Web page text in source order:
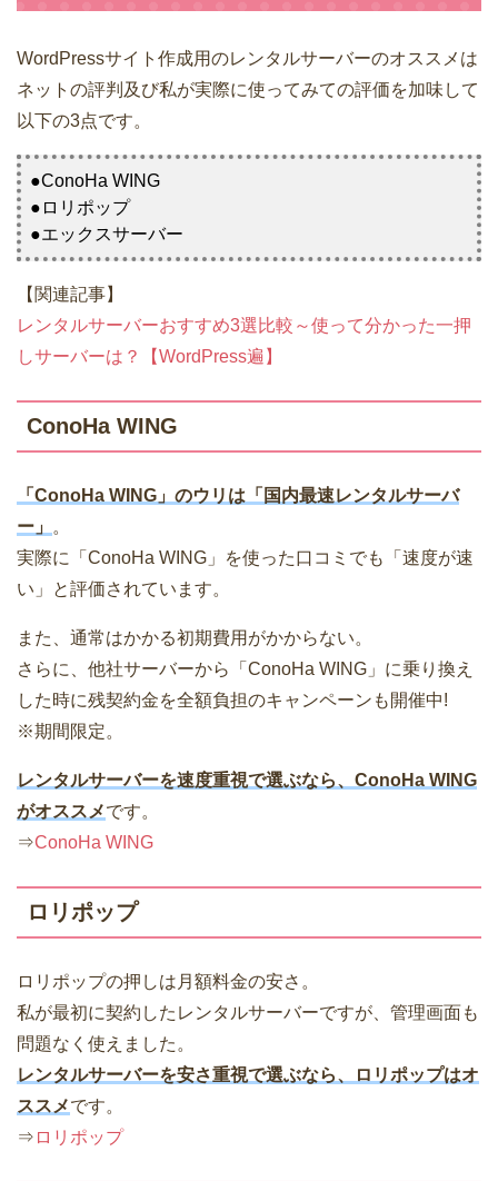
WordPressサイト作成用のレンタルサーバーのオススメは
ネットの評判及び私が実際に使ってみての評価を加味して
以下の3点です。
●ConoHa WING
●ロリポップ
●エックスサーバー
【関連記事】
レンタルサーバーおすすめ3選比較～使って分かった一押
しサーバーは？【WordPress遍】
ConoHa WING
「ConoHa WING」のウリは「国内最速レンタルサーバ
ー」 。
実際に「ConoHa WING」を使った口コミでも「速度が速
い」と評価されています。
また、通常はかかる初期費用がかからない。
さらに、他社サーバーから「ConoHa WING」に乗り換え
した時に残契約金を全額負担のキャンペーンも開催中!
※期間限定。
レンタルサーバーを速度重視で選ぶなら、ConoHa WING
がオススメです。
⇒ConoHa WING
ロリポップ
ロリポップの押しは月額料金の安さ。
私が最初に契約したレンタルサーバーですが、管理画面も
問題なく使えました。
レンタルサーバーを安さ重視で選ぶなら、ロリポップはオ
ススメです。
⇒ ロリポップ